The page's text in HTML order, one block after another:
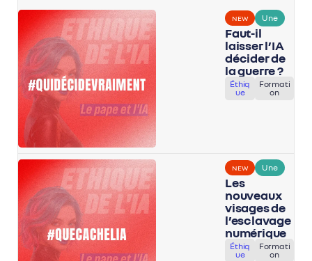
NEW Une
Faut-il
laisser l’IA
décider de
la guerre ?
Éthiq
ue
Formati
on
NEW Une
Les
nouveaux
visages de
l’esclavage
numérique
Éthiq
ue
Formati
on